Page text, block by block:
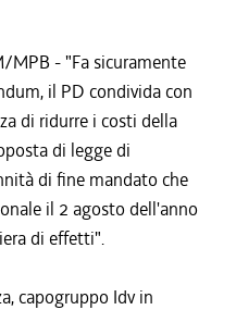
MPB - "Fa sicuramente
il PD condivida con
di ridurre i costi della
di legge di
di fine mandato che
il 2 agosto dell'anno
di effetti".
capogruppo Idv in